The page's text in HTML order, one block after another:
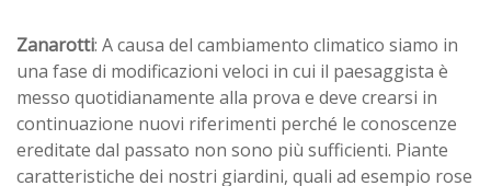
Zanarotti: A causa del cambiamento climatico siamo in
una fase di modificazioni veloci in cui il paesaggista è
messo quotidianamente alla prova e deve crearsi in
continuazione nuovi riferimenti perché le conoscenze
ereditate dal passato non sono più sufficienti. Piante
caratteristiche dei nostri giardini, quali ad esempio rose